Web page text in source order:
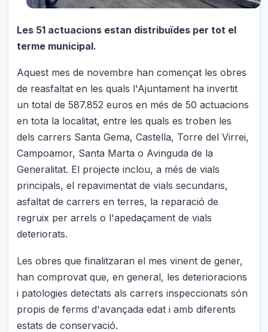
Les 51 actuacions estan distribuïdes per tot el
terme municipal.
Aquest mes de novembre han començat les obres
de reasfaltat en les quals l'Ajuntament ha invertit
un total de 587.852 euros en més de 50 actuacions
en tota la localitat, entre les quals es troben les
dels carrers Santa Gema, Castella, Torre del Virrei,
Campoamor, Santa Marta o Avinguda de la
Generalitat. El projecte inclou, a més de vials
principals, el repavimentat de vials secundaris,
asfaltat de carrers en terres, la reparació de
regruix per arrels o l'apedaçament de vials
deteriorats.
Les obres que finalitzaran el mes vinent de gener,
han comprovat que, en general, les deterioracions
i patologies detectats als carrers inspeccionats són
propis de ferms d'avançada edat i amb diferents
estats de conservació.